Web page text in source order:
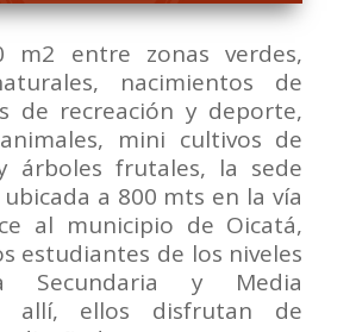
m2 entre zonas verdes,
nacimientos de
de recreación y deporte,
mini cultivos de
árboles frutales, la sede
a 800 mts en la vía
al municipio de Oicatá,
estudiantes de los niveles
Secundaria y Media
allí, ellos disfrutan de